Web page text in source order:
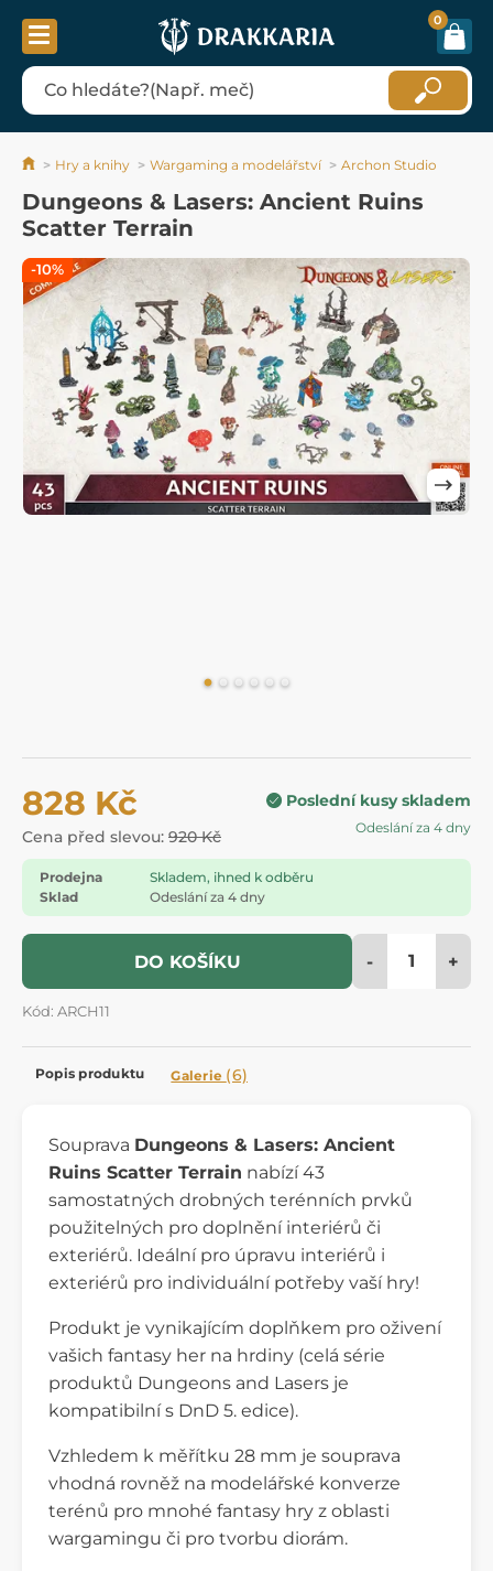
0
Hry a knihy Wargaming a modelářství Archon Studio
Dungeons & Lasers: Ancient Ruins
Scatter Terrain
828 Kč
Cena před slevou: 920 Kč
Poslední kusy skladem
Odeslání za 4 dny
Prodejna
Skladem, ihned k odběru
Sklad
Odeslání za 4 dny
DO KOŠÍKU - +
Kód: ARCH11
-10%
Popis produktu Galerie (6)
Souprava Dungeons & Lasers: Ancient
Ruins Scatter Terrain nabízí 43
samostatných drobných terénních prvků
použitelných pro doplnění interiérů či
exteriérů. Ideální pro úpravu interiérů i
exteriérů pro individuální potřeby vaší hry!
Produkt je vynikajícím doplňkem pro oživení
vašich fantasy her na hrdiny (celá série
produktů Dungeons and Lasers je
kompatibilní s DnD 5. edice).
Vzhledem k měřítku 28 mm je souprava
vhodná rovněž na modelářské konverze
terénů pro mnohé fantasy hry z oblasti
wargamingu či pro tvorbu diorám.